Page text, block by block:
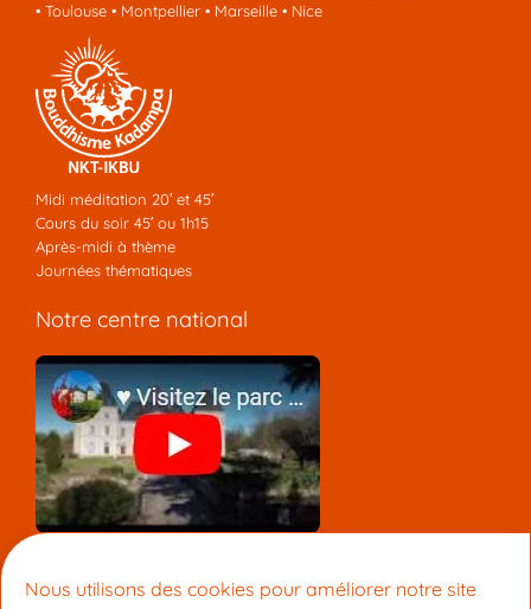
Nous utilisons des cookies pour améliorer notre site
• Toulouse• Montpellier• Marseille• Nice
Midi méditation 20′ et 45′
Cours du soir 45′ ou 1h15
Après-midi à thème
Journées thématiques
Notre centre national